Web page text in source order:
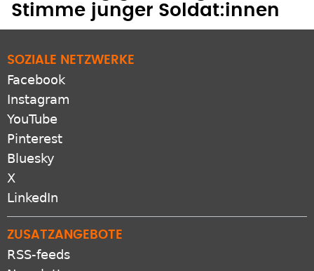
Stimme junger Soldat:innen
SOZIALE NETZWERKE
Facebook
Instagram
YouTube
Pinterest
Bluesky
X
LinkedIn
ZUSATZANGEBOTE
RSS-feeds